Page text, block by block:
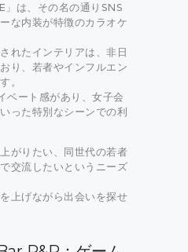
」は、その名の通りSNS
な内装が特徴のカラオケ
れたインテリアは、非日
り、若者やインフルエン
。
ベート感があり、女子会
った特別なシーンでの利
がりたい、同世代の若者
交流したいというニーズ
上げながら出会いを探せ